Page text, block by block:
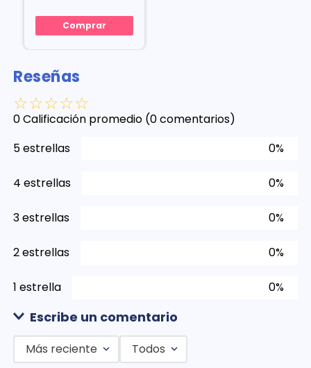
Comprar
Reseñas
☆☆☆☆☆
0 Calificación promedio (0 comentarios)
5 estrellas
0%
4 estrellas 0%
3 estrellas 0%
2 estrellas 0%
1 estrella 0%
Escribe un comentario
Más reciente Todos